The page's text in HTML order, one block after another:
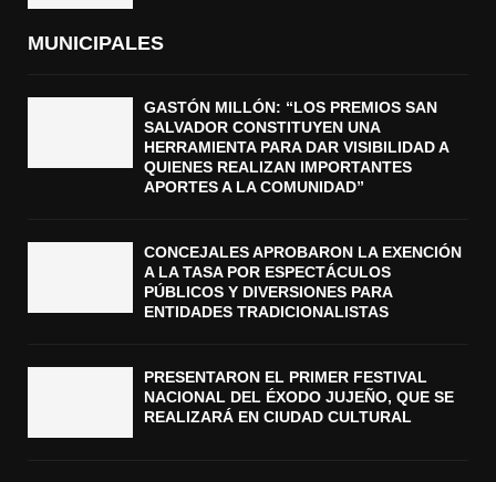
MUNICIPALES
GASTÓN MILLÓN: “LOS PREMIOS SAN
SALVADOR CONSTITUYEN UNA
HERRAMIENTA PARA DAR VISIBILIDAD A
QUIENES REALIZAN IMPORTANTES
APORTES A LA COMUNIDAD”
CONCEJALES APROBARON LA EXENCIÓN
A LA TASA POR ESPECTÁCULOS
PÚBLICOS Y DIVERSIONES PARA
ENTIDADES TRADICIONALISTAS
PRESENTARON EL PRIMER FESTIVAL
NACIONAL DEL ÉXODO JUJEÑO, QUE SE
REALIZARÁ EN CIUDAD CULTURAL